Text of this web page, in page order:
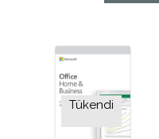
Tükendi